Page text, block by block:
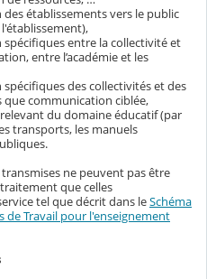
établissements vers le public
entre la collectivité et
entre l’académie et les
des collectivités et des
communication ciblée,
du domaine éducatif (par
transports, les manuels
ne peuvent pas être
que celles
tel que décrit dans leSchéma
de Travail pour l'enseignement